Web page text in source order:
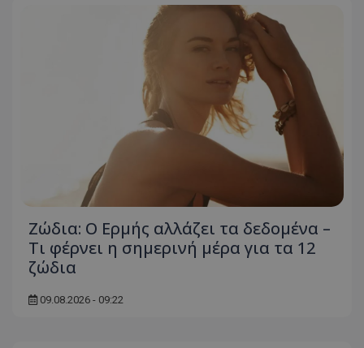
Ζώδια: Ο Ερμής αλλάζει τα δεδομένα –
Τι φέρνει η σημερινή μέρα για τα 12
ζώδια
09.08.2026 - 09:22